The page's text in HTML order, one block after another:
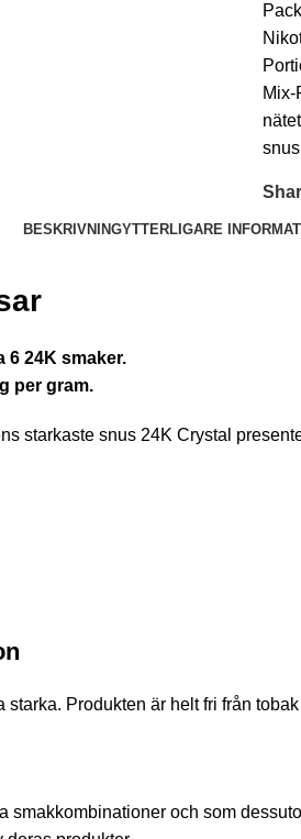
Mix-
nätet
snus
BESKRIVNINGYTTERLIGARE
6 24K smaker.
per gram.
starkaste snus 24K Crystal
Produkten är helt fri från
och som